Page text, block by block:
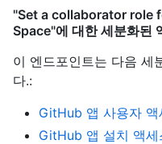
"Set a collaborator role
Space"에 대한 세분화된
이 엔드포인트는 다음 세
다.:
GitHub 앱 사용자 액
GitHub 앱 설치 액세